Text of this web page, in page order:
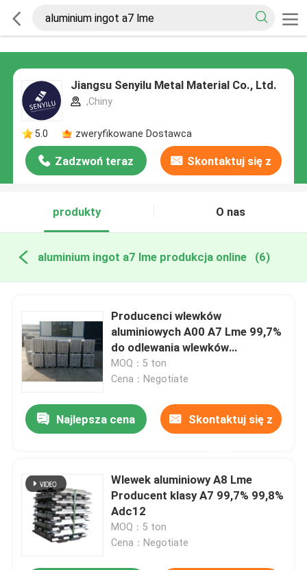
Jiangsu Senyilu Metal Material Co., Ltd.
,Chiny
5.0 zweryfikowane Dostawca
Zadzwoń teraz Skontaktuj się z
produkty
O nas
aluminium ingot a7 lme produkcja online (6)
Producenci wlewków
aluminiowych A00 A7 Lme 99,7%
do odlewania wlewków
aluminiowych
MOQ：5 ton
Cena：Negotiate
Najlepsza cena Skontaktuj się z
Wlewek aluminiowy A8 Lme
Producent klasy A7 99,7% 99,8%
Adc12
MOQ：5 ton
Cena：Negotiate